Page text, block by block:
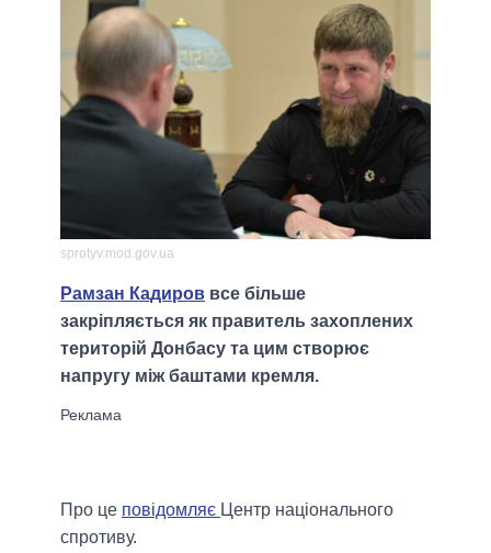
sprotyv.mod.gov.ua
Рамзан Кадиров все більше
закріпляється як правитель захоплених
територій Донбасу та цим створює
напругу між баштами кремля.
Про це повідомляє Центр національного
спротиву.